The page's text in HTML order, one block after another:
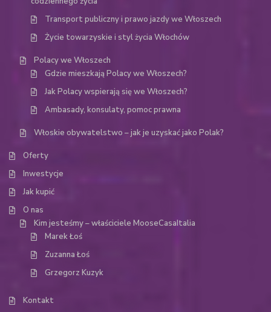
Transport publiczny i prawo jazdy we Włoszech
Życie towarzyskie i styl życia Włochów
Polacy we Włoszech
Gdzie mieszkają Polacy we Włoszech?
Jak Polacy wspierają się we Włoszech?
Ambasady, konsulaty, pomoc prawna
Włoskie obywatelstwo – jak je uzyskać jako Polak?
Oferty
Inwestycje
Jak kupić
O nas
Kim jesteśmy – właściciele MooseCasaItalia
Marek Łoś
Zuzanna Łoś
Grzegorz Kuzyk
Kontakt